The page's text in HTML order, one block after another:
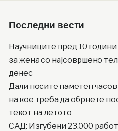
Последни вести
Научниците пред 10 години
за жена со најсовршено
денес
Дали носите паметен
на кое треба да обрнете
текот на летото
САД: Изгубени 23.000